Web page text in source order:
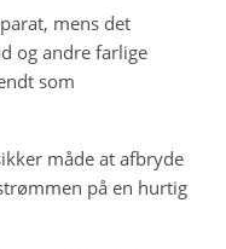
mens det
og andre farlige
som
måde at afbryde
på en hurtig